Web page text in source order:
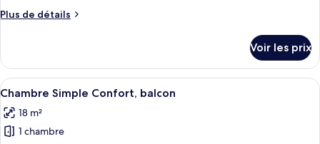
chambre :
Confort,
balcon
Plus de détails
Plus
le
type
de
Chambre
Double
Voir les prix
Afficher
toutes
les
photos
Chambre Simple Confort, balcon |
4
Chambre Simple Confort, balcon
18 m²
1 chambre